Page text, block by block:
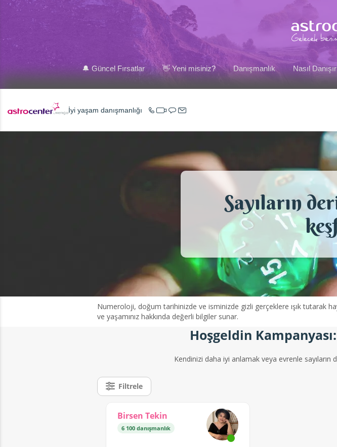
🔔 Güncel Fırsatlar 👋 Yeni misiniz? Danışmanlık Nasıl
İyi yaşam danışmanlığı
Sayıların
Numeroloji, doğum tarihinizde ve isminizde gizli gerçeklere ışık tutarak
ve yaşamınız hakkında değerli bilgiler sunar.
Hoşgeldin
Kendinizi daha iyi anlamak veya evrenle sayıların
Filtrele
Birsen Tekin
6 100 danışmanlık